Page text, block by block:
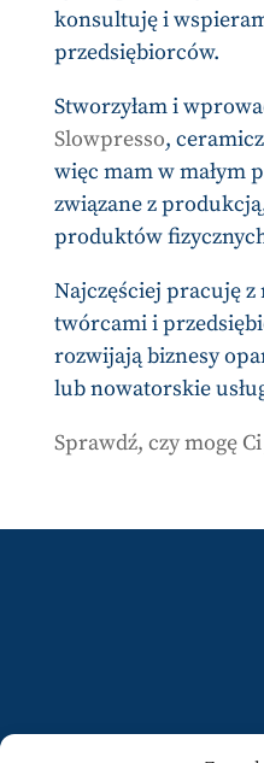
konsultuję i
przedsiębiorców.
Stworzyłam i
Slowpresso,
więc mam w małym
związane z
produktów
Najczęściej pracuję
twórcami i
rozwijają biznesy
lub nowatorskie
Sprawdź, czy mogę